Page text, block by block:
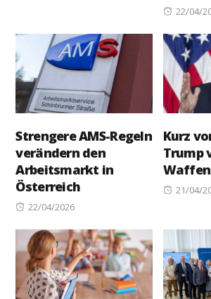
Posted
22/04/
Strengere AMS-Regeln
verändern den
Arbeitsmarkt in
Österreich
Posted
22/04/2026
Kurz
Trump
Posted
21/04/